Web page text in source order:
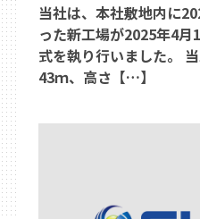
当社は、本社敷地内に
った新工場が2025年4
式を執り行いました。
43ｍ、高さ【…】